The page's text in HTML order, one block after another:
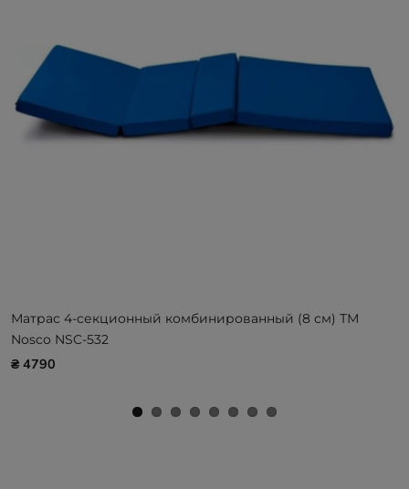
Матрас 4-секционный комбинированный (8 см) ТМ
Nosco NSC-532
₴ 4790